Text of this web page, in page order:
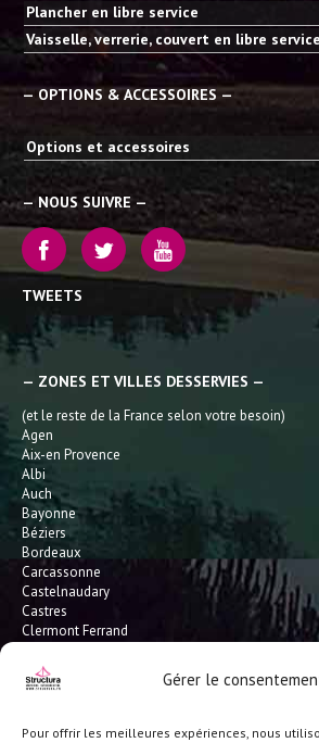
Gérer le
Pour offrir les meilleures expériences, nous
Plancher en libre service
Vaisselle, verrerie, couvert en libre service
— OPTIONS & ACCESSOIRES —
Options et accessoires
— NOUS SUIVRE —
TWEETS
— ZONES ET VILLES DESSERVIES —
(et le reste de la France selon votre besoin)
Agen
Aix-en Provence
Albi
Auch
Bayonne
Béziers
Bordeaux
Carcassonne
Castelnaudary
Castres
Clermont Ferrand
Gaillac
Hossegor
Limoges